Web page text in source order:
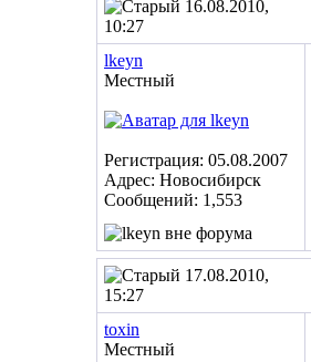
16.08.2010,
10:27
lkeyn
Местный
Регистрация: 05.08.2007
Адрес: Новосибирск
Сообщений: 1,553
17.08.2010,
15:27
toxin
Местный